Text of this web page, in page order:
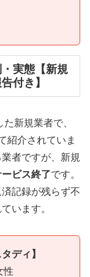
実態【新規
付き】
新規業者で、
紹介されていま
者ですが、新規
ビス終了です。
記録が残らず不
います。
ディ】
性